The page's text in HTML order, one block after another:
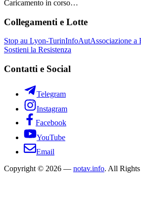
Caricamento in corso…
Collegamenti e Lotte
Stop au Lyon-TurinInfoAutAssociazione a
Sostieni la Resistenza
Contatti e Social
Telegram
Instagram
Facebook
YouTube
Email
Copyright © 2026 — notav.info. All Rights